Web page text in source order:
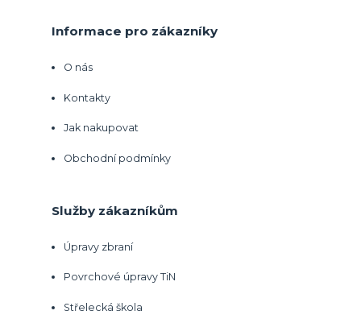
Informace pro zákazníky
O nás
Kontakty
Jak nakupovat
Obchodní podmínky
Služby zákazníkům
Úpravy zbraní
Povrchové úpravy TiN
Střelecká škola